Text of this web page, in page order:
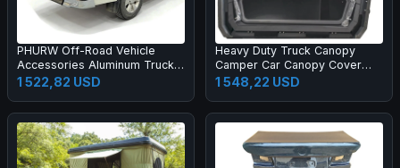
PHURW Off-Road Vehicle
Accessories Aluminum Trucks
Bed Canopy For TOYOTA
HILUX Pickup Truck Canopy
1 522,82 USD
Heavy Duty Truck Canopy
Camper Car Canopy Cover
4x4 Truck Pickup Bed Canopy
1 548,22 USD